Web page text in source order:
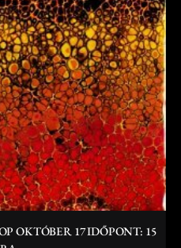
OKTÓBER 17 IDŐPONT: 15